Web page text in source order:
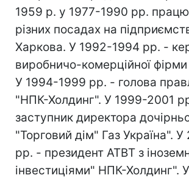
1959 р. у 1977-1990 рр.
різних посадах на
Харкова. У 1992-1994 рр. -
виробничо-комерційної
У 1994-1999 рр. - голова
"НПК-Холдинг". У 1999-2001
заступник директора
"Торговий дім" Газ Україна".
рр. - президент АТВТ з
інвестиціями" НПК-Холдинг". У